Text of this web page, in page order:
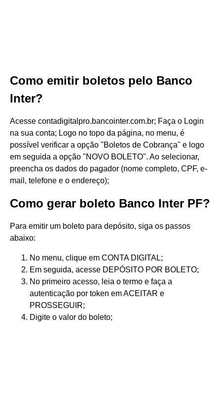
Como emitir boletos pelo Banco
Inter?
Acesse contadigitalpro.bancointer.com.br; Faça o Login
na sua conta; Logo no topo da página, no menu, é
possível verificar a opção "Boletos de Cobrança" e logo
em seguida a opção "NOVO BOLETO". Ao selecionar,
preencha os dados do pagador (nome completo, CPF, e-
mail, telefone e o endereço);
Como gerar boleto Banco Inter PF?
Para emitir um boleto para depósito, siga os passos
abaixo:
No menu, clique em CONTA DIGITAL;
Em seguida, acesse DEPÓSITO POR BOLETO;
No primeiro acesso, leia o termo e faça a
autenticação por token em ACEITAR e
PROSSEGUIR;
Digite o valor do boleto;